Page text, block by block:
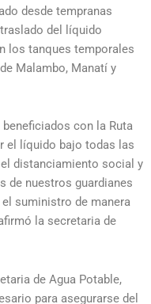
desde tempranas
del líquido
los tanques temporales
Malambo, Manatí y
con la Ruta
el líquido bajo todas las
distanciamiento social y
de nuestros guardianes
suministro de manera
la secretaria de
de Agua Potable,
para asegurarse del